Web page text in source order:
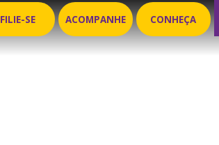
FILIE-SE ACOMPANHE CONHEÇA